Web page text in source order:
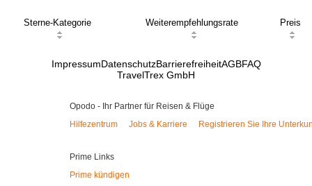
Sterne-Kategorie Weiterempfehlungsrate Preis
ImpressumDatenschutzBarrierefreiheitAGBFAQ
TravelTrex GmbH